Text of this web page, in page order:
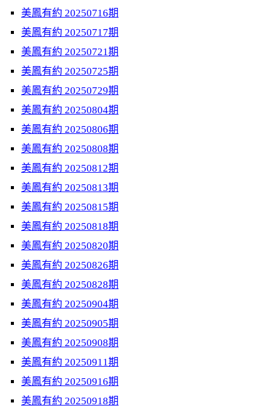
美鳳有約 20250716期
美鳳有約 20250717期
美鳳有約 20250721期
美鳳有約 20250725期
美鳳有約 20250729期
美鳳有約 20250804期
美鳳有約 20250806期
美鳳有約 20250808期
美鳳有約 20250812期
美鳳有約 20250813期
美鳳有約 20250815期
美鳳有約 20250818期
美鳳有約 20250820期
美鳳有約 20250826期
美鳳有約 20250828期
美鳳有約 20250904期
美鳳有約 20250905期
美鳳有約 20250908期
美鳳有約 20250911期
美鳳有約 20250916期
美鳳有約 20250918期